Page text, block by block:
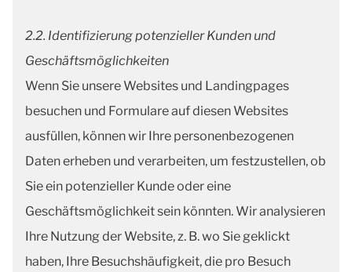
2.2. Identifizierung potenzieller Kunden und
Geschäftsmöglichkeiten
Wenn Sie unsere Websites und Landingpages
besuchen und Formulare auf diesen Websites
ausfüllen, können wir Ihre personenbezogenen
Daten erheben und verarbeiten, um festzustellen, ob
Sie ein potenzieller Kunde oder eine
Geschäftsmöglichkeit sein könnten. Wir analysieren
Ihre Nutzung der Website, z. B. wo Sie geklickt
haben, Ihre Besuchshäufigkeit, die pro Besuch